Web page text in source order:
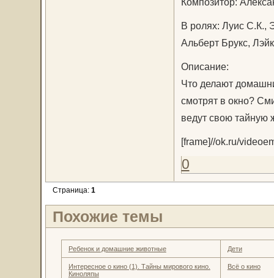
В ролях: Луис С.К.,
Альберт Брукс,
Описание:
Что делают
смотрят в окно?
ведут свою тайную
[frame]//ok.ru/
0
Страница: 1
Похожие темы
Ребенок и домашние животные Дети
Интересное о кино (1). Тайны мирового кино.
Киноляпы
Всё о кино